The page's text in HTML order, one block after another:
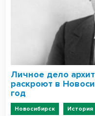
Личное дело
раскроют в
год
Новосибирск История